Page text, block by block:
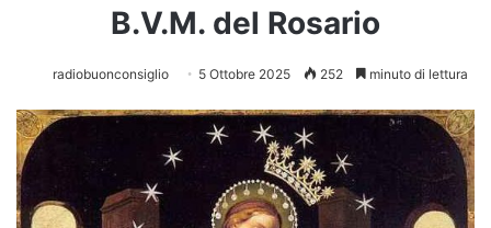
B.V.M. del Rosario
radiobuonconsiglio 5 Ottobre 2025 252 minuto di lettura